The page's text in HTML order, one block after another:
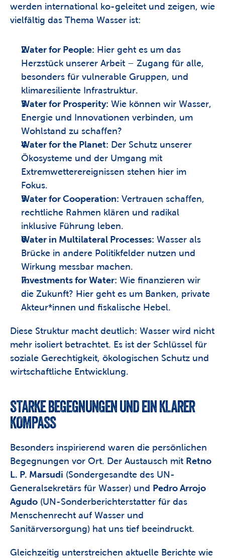
werden international ko-geleitet und zeigen, wie
vielfältig das Thema Wasser ist:
Water for People: Hier geht es um das
Herzstück unserer Arbeit – Zugang für alle,
besonders für vulnerable Gruppen, und
klimaresiliente Infrastruktur.
Water for Prosperity: Wie können wir Wasser,
Energie und Innovationen verbinden, um
Wohlstand zu schaffen?
Water for the Planet: Der Schutz unserer
Ökosysteme und der Umgang mit
Extremwetterereignissen stehen hier im
Fokus.
Water for Cooperation: Vertrauen schaffen,
rechtliche Rahmen klären und radikal
inklusive Führung leben.
Water in Multilateral Processes: Wasser als
Brücke in andere Politikfelder nutzen und
Wirkung messbar machen.
Investments for Water: Wie finanzieren wir
die Zukunft? Hier geht es um Banken, private
Akteur*innen und fiskalische Hebel.
Diese Struktur macht deutlich: Wasser wird nicht
mehr isoliert betrachtet. Es ist der Schlüssel für
soziale Gerechtigkeit, ökologischen Schutz und
wirtschaftliche Entwicklung.
STARKE BEGEGNUNGEN UND EIN KLARER
KOMPASS
Besonders inspirierend waren die persönlichen
Begegnungen vor Ort. Der Austausch mit Retno
L. P. Marsudi (Sondergesandte des UN-
Generalsekretärs für Wasser) und Pedro Arrojo
Agudo (UN-Sonderberichterstatter für das
Menschenrecht auf Wasser und
Sanitärversorgung) hat uns tief beeindruckt.
Gleichzeitig unterstreichen aktuelle Berichte wie